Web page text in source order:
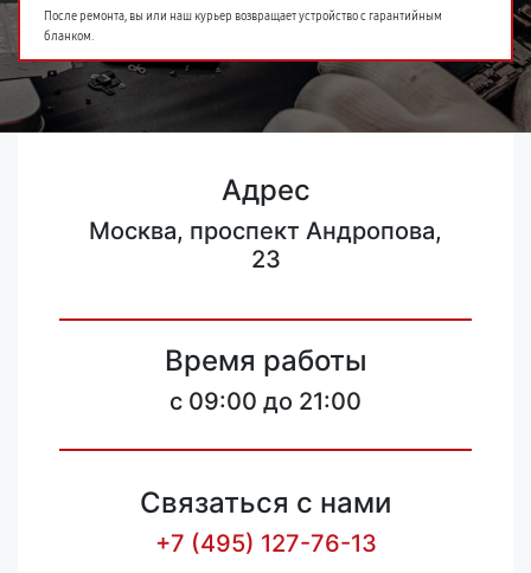
После ремонта, вы или наш курьер возвращает устройство с гарантийным
бланком.
Адрес
Москва, проспект Андропова,
23
Время работы
c 09:00 до 21:00
Связаться с нами
+7 (495) 127-76-13